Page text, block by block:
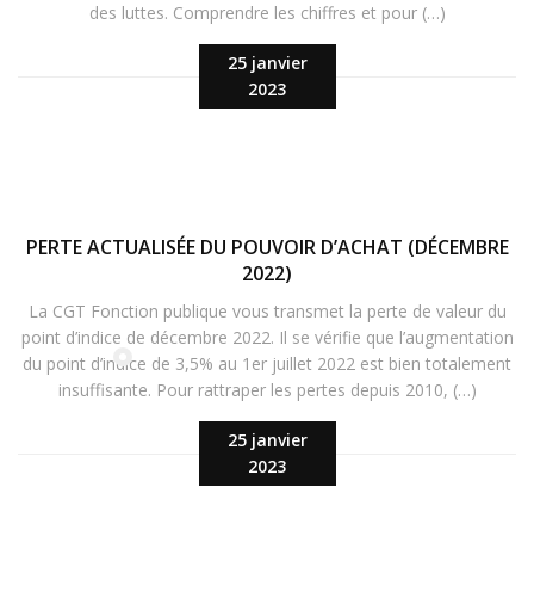
25 janvier
2023
des luttes. Comprendre les chiffres et pour (…)
25 janvier
2023
PERTE ACTUALISÉE DU POUVOIR D’ACHAT (DÉCEMBRE
2022)
La CGT Fonction publique vous transmet la perte de valeur du
point d’indice de décembre 2022. Il se vérifie que l’augmentation
du point d’indice de 3,5% au 1er juillet 2022 est bien totalement
insuffisante. Pour rattraper les pertes depuis 2010, (…)